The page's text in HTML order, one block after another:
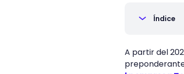
Índice
A partir del